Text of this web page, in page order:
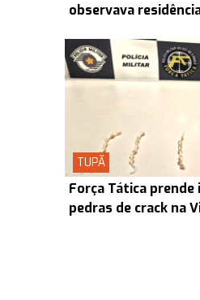
observava
TUPÃ
Força Tática
pedras de crack na